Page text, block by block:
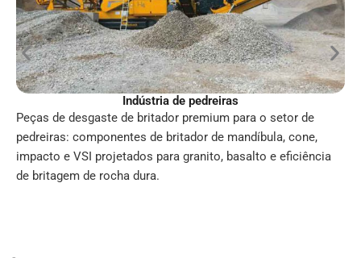
Indústria de pedreiras
Peças de desgaste de britador premium para o setor de
pedreiras: componentes de britador de mandíbula, cone,
impacto e VSI projetados para granito, basalto e eficiência
de britagem de rocha dura.